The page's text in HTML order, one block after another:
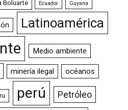
Boluarte Ecuador Guyana
Latinoamérica
Medio ambiente
minería ilegal océanos
perú Petróleo